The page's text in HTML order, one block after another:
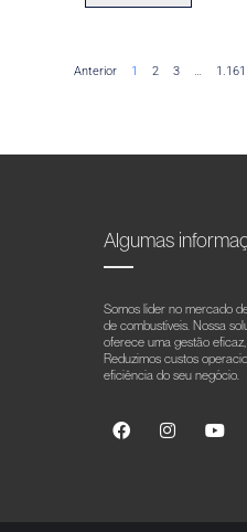
Anterior 1 2 3 … 1.161
Algumas
Somos líder no mercado
de combustíveis. Nossa
oferece uma gestão
Reduzimos custos
eficiência do seu negócio.